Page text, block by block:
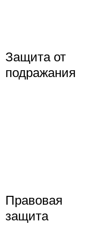
Защита от
подражания
Правовая
защита